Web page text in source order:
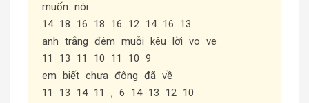
muốn nói
14 18 16 18 16 12 14 16 13
anh trắng đêm muỗi kêu lời vo ve
11 13 11 10 11 10 9
em biết chưa đông đã về
11 13 14 11 , 6 14 13 12 10